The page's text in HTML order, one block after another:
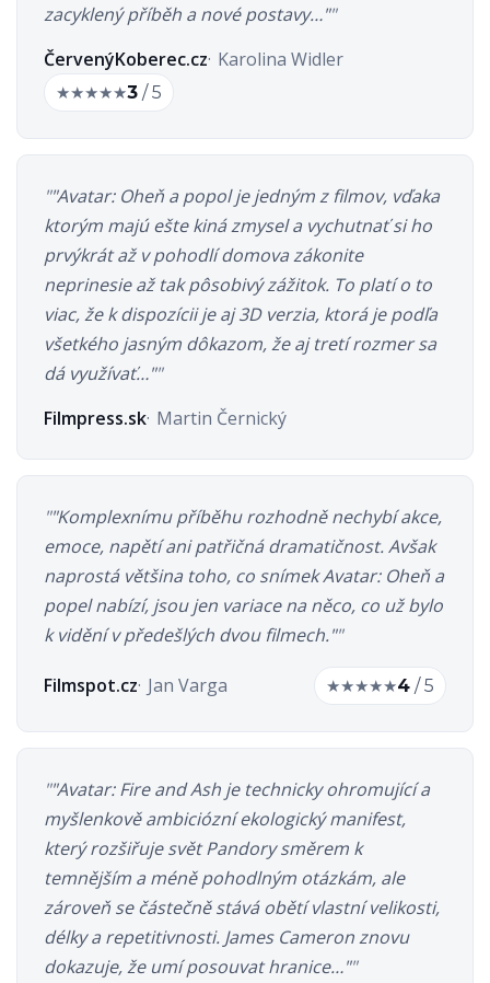
zacyklený příběh a nové postavy…"
ČervenýKoberec.cz Karolina Widler
★★★★★3 / 5
"Avatar: Oheň a popol je jedným z filmov, vďaka
ktorým majú ešte kiná zmysel a vychutnať si ho
prvýkrát až v pohodlí domova zákonite
neprinesie až tak pôsobivý zážitok. To platí o to
viac, že k dispozícii je aj 3D verzia, ktorá je podľa
všetkého jasným dôkazom, že aj tretí rozmer sa
dá využívať…"
Filmpress.sk Martin Černický
"Komplexnímu příběhu rozhodně nechybí akce,
emoce, napětí ani patřičná dramatičnost. Avšak
naprostá většina toho, co snímek Avatar: Oheň a
popel nabízí, jsou jen variace na něco, co už bylo
k vidění v předešlých dvou filmech."
Filmspot.cz Jan Varga ★★★★★4 / 5
"Avatar: Fire and Ash je technicky ohromující a
myšlenkově ambiciózní ekologický manifest,
který rozšiřuje svět Pandory směrem k
temnějším a méně pohodlným otázkám, ale
zároveň se částečně stává obětí vlastní velikosti,
délky a repetitivnosti. James Cameron znovu
dokazuje, že umí posouvat hranice…"